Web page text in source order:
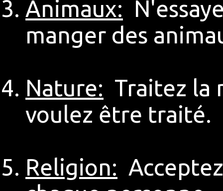
Animaux:
manger des
Nature: Traitez la
voulez être traité.
Religion: